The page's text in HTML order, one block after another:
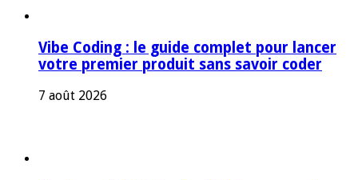
Vibe Coding : le guide complet pour lancer
votre premier produit sans savoir coder
7 août 2026